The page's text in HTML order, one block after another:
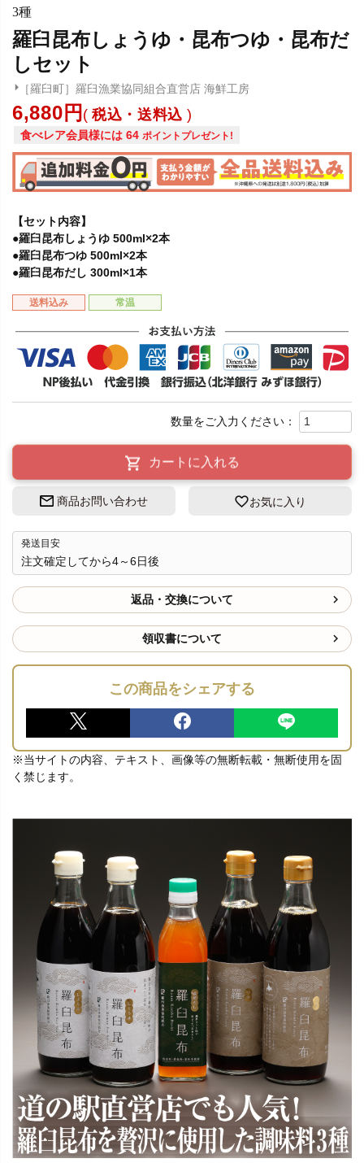
3種
羅臼昆布しょうゆ・昆布つゆ・昆布だ
しセット
［羅臼町］羅臼漁業協同組合直営店 海鮮工房
6,880 税込・送料込
食べレア会員様には 64 ポイントプレゼント!
【セット内容】
●羅臼昆布しょうゆ 500ml×2本
●羅臼昆布つゆ 500ml×2本
●羅臼昆布だし 300ml×1本
送料込み 常温
カートに入れる
商品お問い合わせ お気に入り
発送目安
注文確定してから4～6日後
返品・交換について
領収書について
この商品をシェアする
※当サイトの内容、テキスト、画像等の無断転載・無断使用を固
く禁じます。